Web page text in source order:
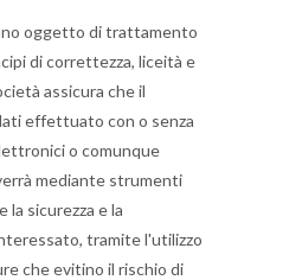
oggetto di trattamento
di correttezza, liceità e
assicura che il
effettuato con o senza
o comunque
mediante strumenti
la sicurezza e la
tramite l'utilizzo
che evitino il rischio di